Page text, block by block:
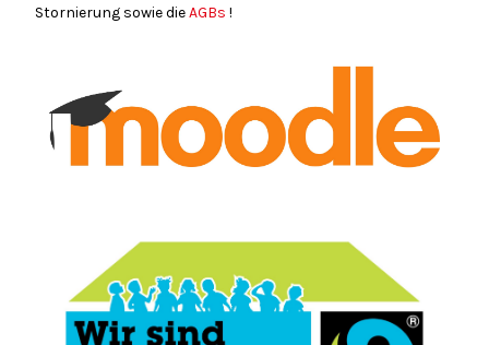
Stornierung sowie dieAGBs !